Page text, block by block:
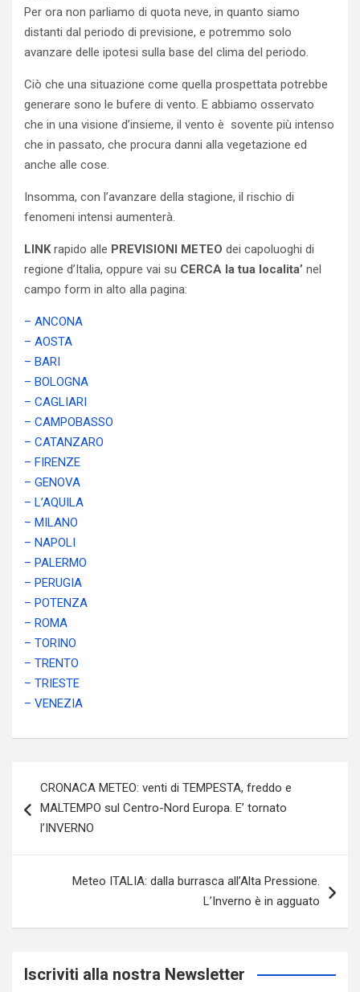
Per ora non parliamo di quota neve, in quanto siamo
distanti dal periodo di previsione, e potremmo solo
avanzare delle ipotesi sulla base del clima del periodo.
Ciò che una situazione come quella prospettata potrebbe
generare sono le bufere di vento. E abbiamo osservato
che in una visione d’insieme, il vento è sovente più intenso
che in passato, che procura danni alla vegetazione ed
anche alle cose.
Insomma, con l’avanzare della stagione, il rischio di
fenomeni intensi aumenterà.
LINKrapido alle PREVISIONI METEO dei capoluoghi di
regione d’Italia, oppure vai su CERCA la tua localita’ nel
campo form in alto alla pagina:
– ANCONA
– AOSTA
– BARI
– BOLOGNA
– CAGLIARI
– CAMPOBASSO
– CATANZARO
– FIRENZE
– GENOVA
– L’AQUILA
– MILANO
– NAPOLI
– PALERMO
– PERUGIA
– POTENZA
– ROMA
– TORINO
– TRENTO
– TRIESTE
– VENEZIA
articoli
CRONACA METEO: venti di TEMPESTA, freddo e
MALTEMPO sul Centro-Nord Europa. E’ tornato
l’INVERNO
Meteo ITALIA: dalla burrasca all’Alta Pressione.
L’Inverno è in agguato
Iscriviti alla nostra Newsletter